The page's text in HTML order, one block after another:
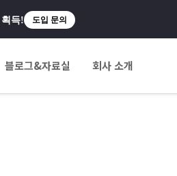
득! 도입 문의
블로그&자료실 회사 소개